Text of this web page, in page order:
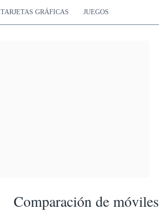
TARJETAS GRÁFICAS JUEGOS
Comparación de móviles